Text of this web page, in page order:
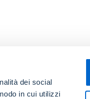
dei social
in cui utilizzi